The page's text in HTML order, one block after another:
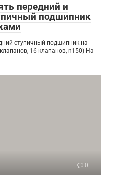
передний и
подшипник
ступичный подшипник на
16 клапанов, n150) На
0